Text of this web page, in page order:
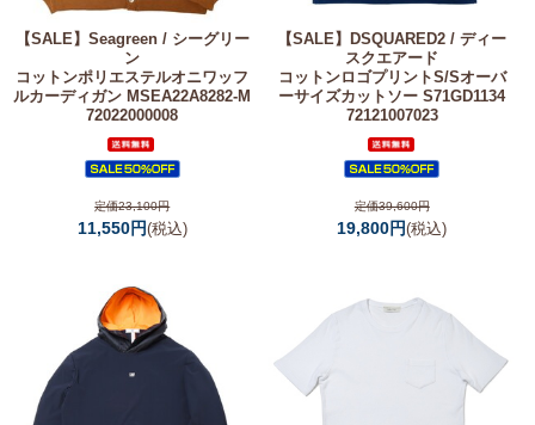
【SALE】 Seagreen / シーグリー
ン
コットンポリエステルオニワッフ
ルカーディガン MSEA22A8282-M
72022000008
定価23,100円
11,550円(税込)
【SALE】
DSQUARED2 / ディー
スクエアード
コットンロゴプリントS/Sオーバ
ーサイズカットソー S71GD1134
72121007023
定価39,600円
19,800円(税込)